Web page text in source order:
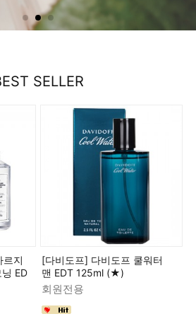
SELLER
르지
ED
[다비도프] 다비도프 쿨워터
맨 EDT 125ml (★)
회원전용